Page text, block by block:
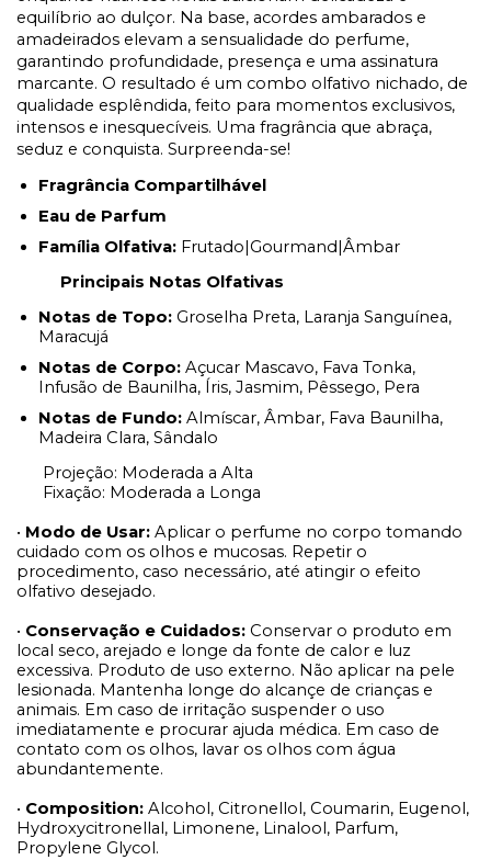
equilíbrio ao dulçor. Na base, acordes ambarados e
amadeirados elevam a sensualidade do perfume,
garantindo profundidade, presença e uma assinatura
marcante. O resultado é um combo olfativo nichado, de
qualidade esplêndida, feito para momentos exclusivos,
intensos e inesquecíveis. Uma fragrância que abraça,
seduz e conquista. Surpreenda-se!
Fragrância Compartilhável
Eau de Parfum
Família Olfativa: Frutado|Gourmand|Âmbar
Principais Notas Olfativas
Notas de Topo: Groselha Preta, Laranja Sanguínea,
Maracujá
Notas de Corpo: Açucar Mascavo, Fava Tonka,
Infusão de Baunilha, Íris, Jasmim, Pêssego, Pera
Notas de Fundo: Almíscar, Âmbar, Fava Baunilha,
Madeira Clara, Sândalo
Projeção: Moderada a Alta
Fixação: Moderada a Longa
• Modo de Usar: Aplicar o perfume no corpo tomando
cuidado com os olhos e mucosas. Repetir o
procedimento, caso necessário, até atingir o efeito
olfativo desejado.
• Conservação e Cuidados: Conservar o produto em
local seco, arejado e longe da fonte de calor e luz
excessiva. Produto de uso externo. Não aplicar na pele
lesionada. Mantenha longe do alcançe de crianças e
animais. Em caso de irritação suspender o uso
imediatamente e procurar ajuda médica. Em caso de
contato com os olhos, lavar os olhos com água
abundantemente.
• Composition: Alcohol, Citronellol, Coumarin, Eugenol,
Hydroxycitronellal, Limonene, Linalool, Parfum,
Propylene Glycol.